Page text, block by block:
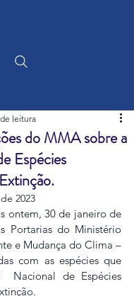
do MMA sobre a
Espécies
leitura
2023
ontem, 30 de janeiro de
Portarias do Ministério
e Mudança do Clima –
com as espécies que
Nacional de Espécies